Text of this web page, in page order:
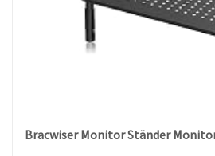
Bracwiser Monitor Ständer